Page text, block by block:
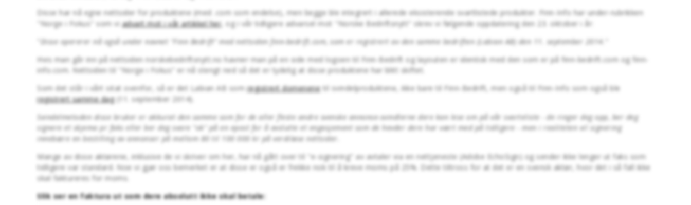
Disse har nå egne nettsider for produktene (med .com som endelse), men begge ble integrert i allerede eksisterende svartlistede produkter. Finn-Info har under-rubrikken
"Norge i Fokus" som viadvart mot i vår artikkel her, og i vår tidligere advarsel mot "Norske Bedriftsnytt" skrev vi følgende oppdatering den 23. oktober i år:
Disse opererer nå også under navnet "Finn Bedrift" med nettsiden finn-bedrift.com, som er registrert av den samme bedriften (Labian AB) den 11. september 2014.
Hvis man går inn på nettsiden norskebedriftsnytt.no havner man på en side med logoen til Finn-Bedrift og layouten er identisk med den som er på finn-bedrift.com og finn-
info.com. Nettsiden til "Norge i Fokus" er nå stengt ned så det er tydelig at disse produktene har blitt skiftet.
Som det står i vårt sitat ovenfor, så er det Labian AB somregistrert domenenetil svindelproduktene, ikke bare til Finn-Bedrift, men også til Finn-Info som også ble
registrert samme dag(11. september 2014).
Svindelmetoden disse bruker er akkurat den samme som for de aller fleste andre svenske annonse-svindlerne dere kan lese om på vår svarteliste - de ringer deg opp, ber deg
signere et skjema pr faks eller ber deg svare "ok" på en epost for å avslutte et engasjement som de hevder dere har vært med på tidligere - men i realiteten vil signering
innebære en bestilling av annonser på mellom 80 til 100 000 kr på verdiløse nettsider.
Mange av disse aktørene, inklusive de vi skriver om her, har nå gått over til "e-signering" av avtaler via en nettjeneste (Adobe EchoSign) og sender ikke lenger ut faks som
tidligere var standard. Noe vi gjør oss bemerket er at disse er også er frekke nok til å kreve moms på 25%. Dette tiltross for at det er en svensk aktør, hvor det i så fall ikke
skal faktureres for moms.
Slik ser en faktura ut som dere absolutt ikke skal betale: